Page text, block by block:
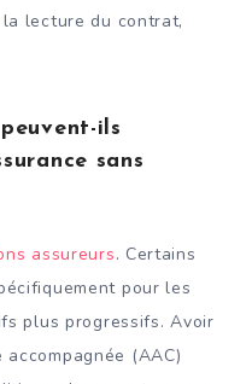
lecture du contrat,
ils
sans
assureurs. Certains
pour les
plus progressifs. Avoir
(AAC)